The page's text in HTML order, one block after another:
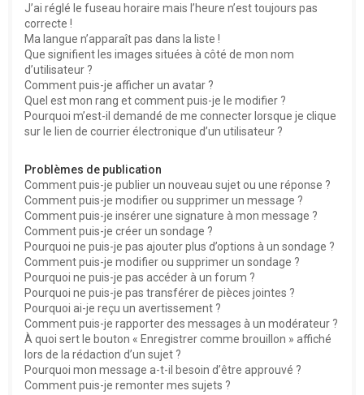
J’ai réglé le fuseau horaire mais l’heure n’est toujours pas
correcte !
Ma langue n’apparaît pas dans la liste !
Que signifient les images situées à côté de mon nom
d’utilisateur ?
Comment puis-je afficher un avatar ?
Quel est mon rang et comment puis-je le modifier ?
Pourquoi m’est-il demandé de me connecter lorsque je clique
sur le lien de courrier électronique d’un utilisateur ?
Problèmes de publication
Comment puis-je publier un nouveau sujet ou une réponse ?
Comment puis-je modifier ou supprimer un message ?
Comment puis-je insérer une signature à mon message ?
Comment puis-je créer un sondage ?
Pourquoi ne puis-je pas ajouter plus d’options à un sondage ?
Comment puis-je modifier ou supprimer un sondage ?
Pourquoi ne puis-je pas accéder à un forum ?
Pourquoi ne puis-je pas transférer de pièces jointes ?
Pourquoi ai-je reçu un avertissement ?
Comment puis-je rapporter des messages à un modérateur ?
À quoi sert le bouton « Enregistrer comme brouillon » affiché
lors de la rédaction d’un sujet ?
Pourquoi mon message a-t-il besoin d’être approuvé ?
Comment puis-je remonter mes sujets ?